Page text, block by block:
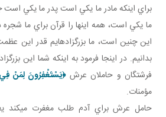
براي اينکه مادر ما يکي است پدر ما يکي
ما يکي است، همه اينها را قرآن براي ما
اين چنين است، ما بزرگ زاده ايم قدر اين
بدانيم. در اينجا فرمود به اينکه شما اين بزرگ
فرشتگان و حاملان عرش﴿يَسْتَغْفِرُونَ لِمَنْ
مؤمنات.
حامل عرش براي آدم طلب مغفرت مي کند